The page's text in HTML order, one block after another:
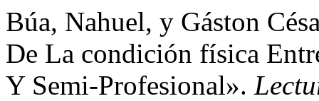
Búa, Nahuel, y Gáston
De La condición física
Y Semi-Profesional».